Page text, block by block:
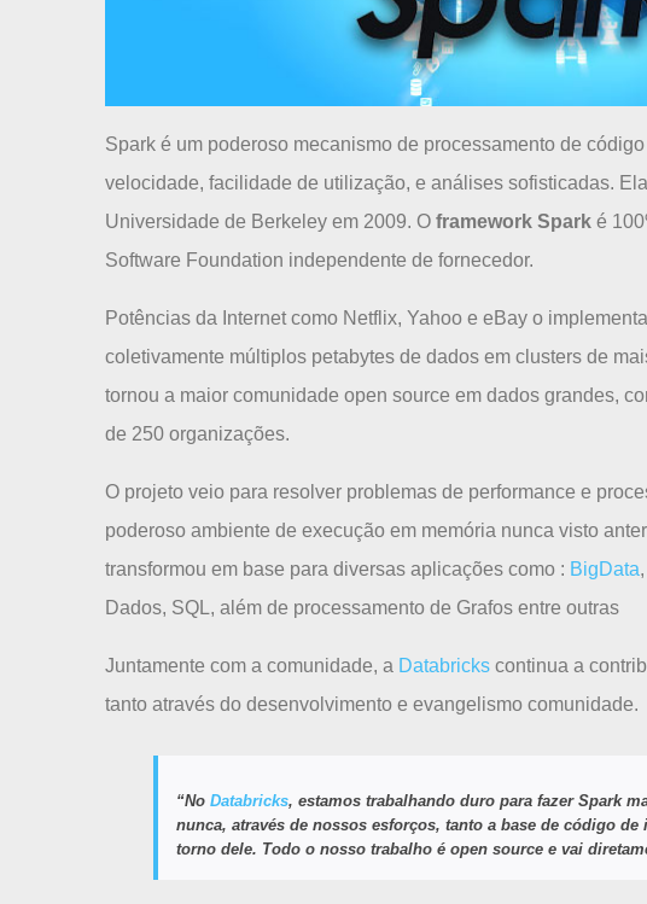
Spark é um poderoso mecanismo de processamento de
velocidade, facilidade de utilização, e análises sofisticadas.
Universidade de Berkeley em 2009. O framework Spark é
Software Foundation independente de fornecedor.
Potências da Internet como Netflix, Yahoo e eBay o
coletivamente múltiplos petabytes de dados em clusters de
tornou a maior comunidade open source em dados grandes,
de 250 organizações.
O projeto veio para resolver problemas de performance e
poderoso ambiente de execução em memória nunca visto
transformou em base para diversas aplicações como : BigData,
Dados, SQL, além de processamento de Grafos entre outras
Juntamente com a comunidade, a Databricks continua a
tanto através do desenvolvimento e evangelismo comunidade.
“No Databricks, estamos trabalhando duro para fazer Spark
nunca, através de nossos esforços, tanto a base de código
torno dele. Todo o nosso trabalho é open source e vai